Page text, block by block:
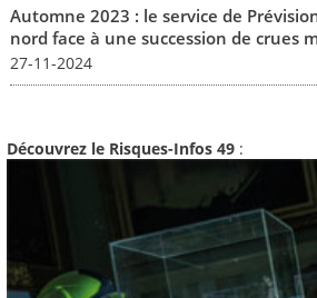
Automne 2023 : le service de
nord face à une succession de crues
27-11-2024
Découvrez le Risques-Infos 49 :